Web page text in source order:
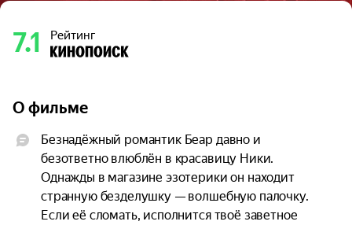
7.1 Рейтинг
О фильме
Безнадёжный романтик Беар давно и
безответно влюблён в красавицу Ники.
Однажды в магазине эзотерики он находит
странную безделушку — волшебную палочку.
Если её сломать, исполнится твоё заветное